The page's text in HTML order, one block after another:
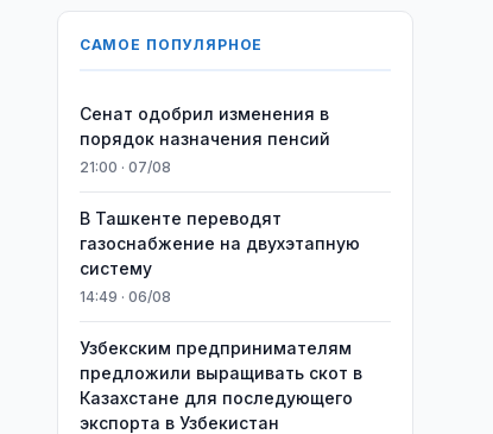
САМОЕ ПОПУЛЯРНОЕ
Сенат одобрил изменения в
порядок назначения пенсий
21:00 · 07/08
В Ташкенте переводят
газоснабжение на двухэтапную
систему
14:49 · 06/08
Узбекским предпринимателям
предложили выращивать скот в
Казахстане для последующего
экспорта в Узбекистан